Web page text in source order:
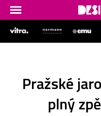
Pražské
plný